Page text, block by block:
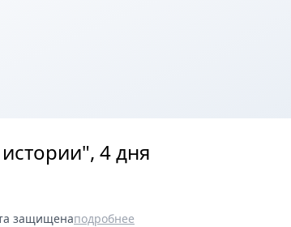
4 дня
защищенаподробнее